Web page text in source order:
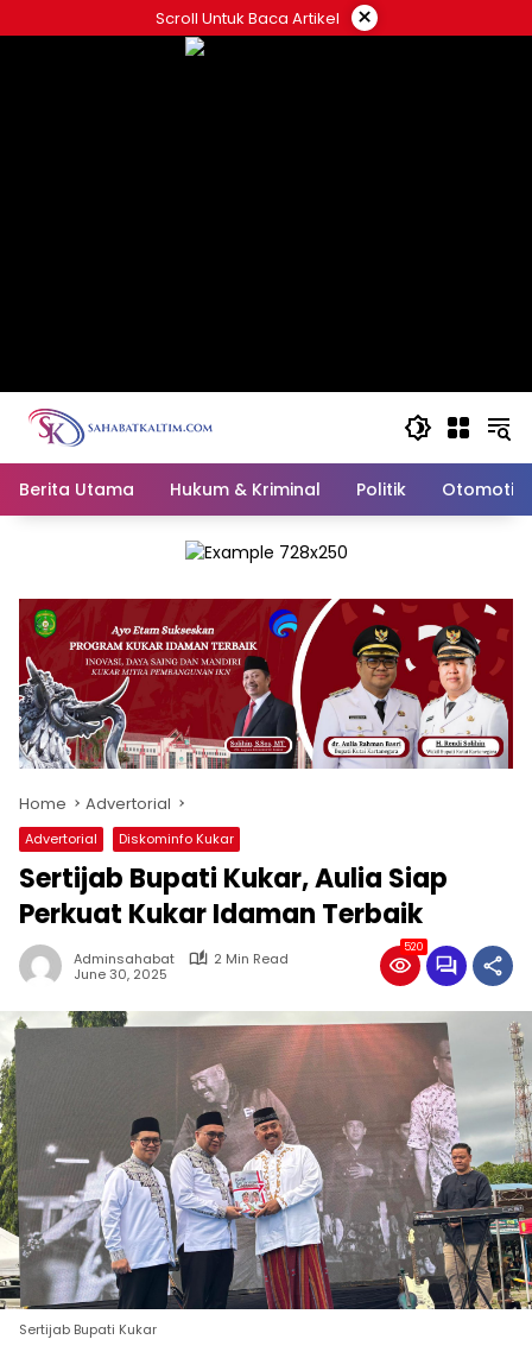
to
Scroll Untuk Baca Artikel ×
Berita Utama Hukum & Kriminal Politik Otomotif
Home Advertorial
Advertorial Diskominfo Kukar
Sertijab Bupati Kukar, Aulia Siap
Perkuat Kukar Idaman Terbaik
Adminsahabat
2 Min Read
June 30, 2025
520
Sertijab Bupati Kukar